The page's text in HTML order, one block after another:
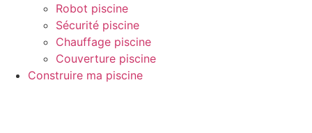
Robot piscine
Sécurité piscine
Chauffage piscine
Couverture piscine
Construire ma piscine